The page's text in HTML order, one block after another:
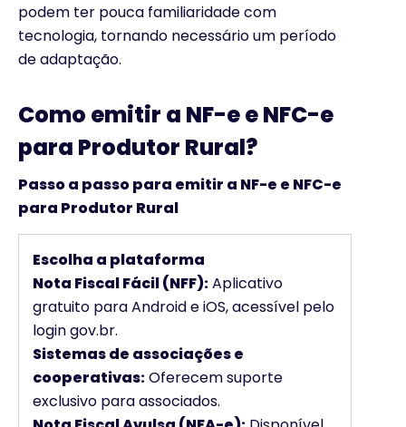
podem ter pouca familiaridade com
tecnologia, tornando necessário um período
de adaptação.
Como emitir a NF-e e NFC-e
para Produtor Rural?
Passo a passo para emitir a NF-e e NFC-e
para Produtor Rural
Escolha a plataforma
Nota Fiscal Fácil (NFF):Aplicativo
gratuito para Android e iOS, acessível pelo
login gov.br.
Sistemas de associações e
cooperativas:Oferecem suporte
exclusivo para associados.